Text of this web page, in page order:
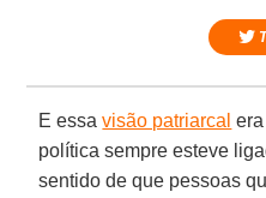
E essavisão patriarcal
política sempre esteve
sentido de que pessoas